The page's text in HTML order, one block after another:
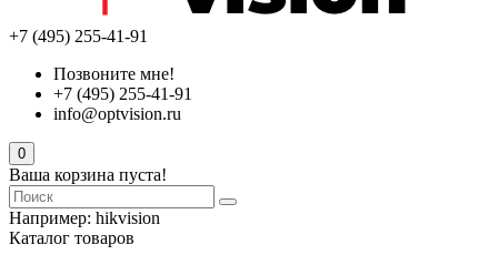
+7 (495) 255-41-91
Позвоните мне!
+7 (495) 255-41-91
info@optvision.ru
0
Ваша корзина пуста!
Например: hikvision
Каталог товаров